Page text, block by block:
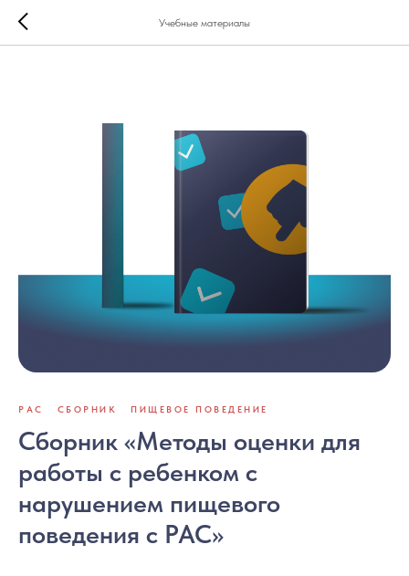
Учебные материалы
РАС СБОРНИК ПИЩЕВОЕ ПОВЕДЕНИЕ
Сборник «Методы оценки для
работы с ребенком с
нарушением пищевого
поведения с РАС»